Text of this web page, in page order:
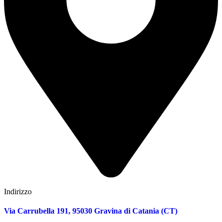
Indirizzo
Via Carrubella 191, 95030 Gravina di Catania (CT)